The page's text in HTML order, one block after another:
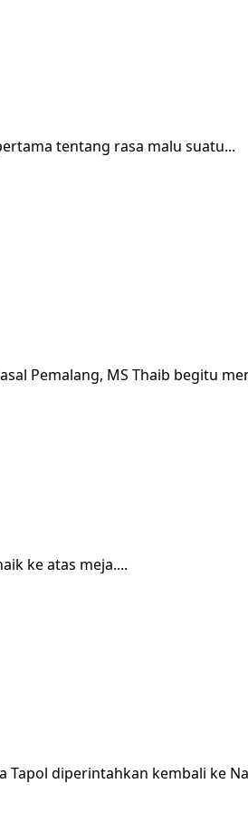
tentang rasa malu suatu...
Pemalang, MS Thaib begitu
ke atas meja....
Tapol diperintahkan kembali ke